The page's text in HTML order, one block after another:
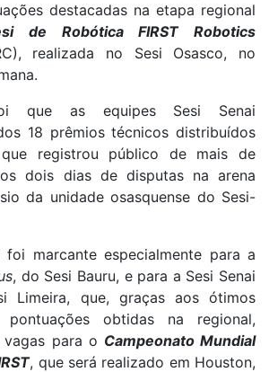
destacadas na etapa regional
de Robótica FIRST Robotics
realizada no Sesi Osasco, no
que as equipes Sesi Senai
18 prêmios técnicos distribuídos
registrou público de mais de
dois dias de disputas na arena
da unidade osasquense do Sesi-
marcante especialmente para a
, do Sesi Bauru, e para a Sesi Senai
Limeira, que, graças aos ótimos
pontuações obtidas na regional,
vagas para o Campeonato Mundial
, que será realizado em Houston,